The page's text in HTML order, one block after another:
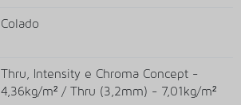
Colado
Thru, Intensity e Chroma Concept -
4,36kg/m² / Thru (3,2mm) - 7,01kg/m²